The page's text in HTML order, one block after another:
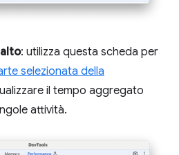
: utilizza questa scheda per
selezionata della
il tempo aggregato
attività.